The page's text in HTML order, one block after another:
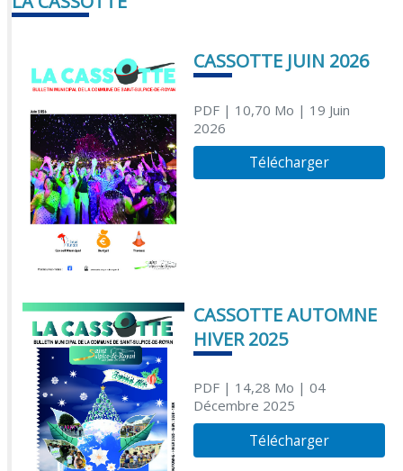
CASSOTTE JUIN 2026
PDF| 10,70 Mo | 19 Juin
2026
Télécharger
CASSOTTE AUTOMNE
HIVER 2025
PDF| 14,28 Mo | 04
Décembre 2025
Télécharger